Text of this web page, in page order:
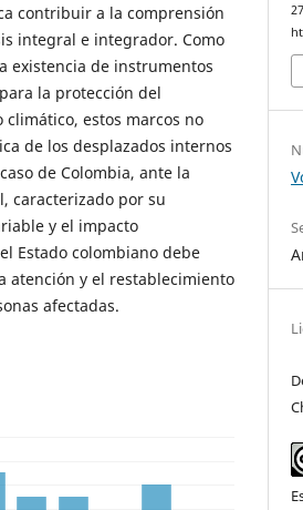
contribuir a la comprensión
integral e integrador. Como
existencia de instrumentos
la protección del
estos marcos no
de los desplazados internos
de Colombia, ante la
caracterizado por su
y el impacto
Estado colombiano debe
atención y el restablecimiento
afectadas.